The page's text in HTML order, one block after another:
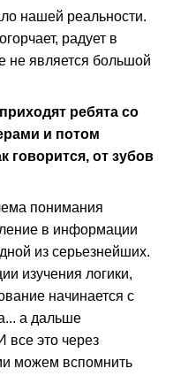
нашей реальности.
радует в
не является большой
ребята со
и потом
говорится, от зубов
понимания
в информации
из серьезнейших.
изучения логики,
начинается с
а дальше
это через
можем вспомнить